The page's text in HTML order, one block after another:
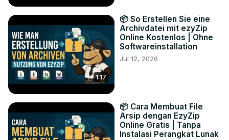
1:17
📦 So Erstellen Sie eine
Archivdatei mit ezyZip
Online Kostenlos | Ohne
Softwareinstallation
Jul 12, 2026
📦 Cara Membuat File
Arsip dengan EzyZip
Online Gratis | Tanpa
Instalasi Perangkat Lunak